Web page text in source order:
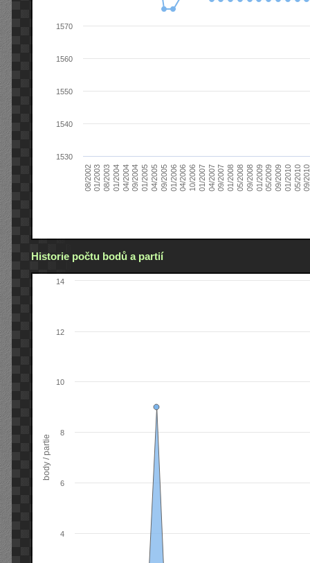
08/200201/200308/200301/200404/200409/200401/200504/200509/200501/200604/200610/200601/200704/200709/200701/200805/200809/200801/200905/200909/200901/201005/201009/
1530
1540
1550
1560
1570
Historie počtu bodů a partií
body / partie
4
6
8
10
12
14